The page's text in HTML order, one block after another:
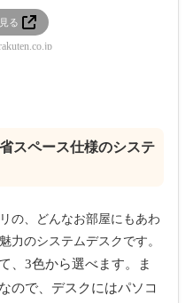
る
スペース仕様のシステ
の、どんなお部屋にもあわ
力のシステムデスクです。
、3色から選べます。ま
ので、 デスクにはパソコ